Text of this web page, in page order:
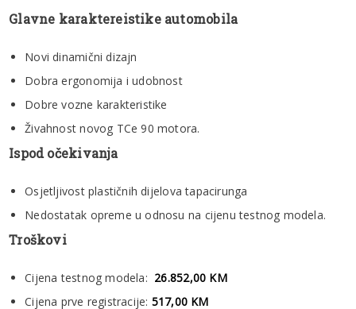
Glavne karaktereistike automobila
Novi dinamični dizajn
Dobra ergonomija i udobnost
Dobre vozne karakteristike
Živahnost novog TCe 90 motora.
Ispod očekivanja
Osjetljivost plastičnih dijelova tapacirunga
Nedostatak opreme u odnosu na cijenu testnog modela.
Troškovi
Cijena testnog modela: 26.852,00 KM
Cijena prve registracije: 517,00 KM